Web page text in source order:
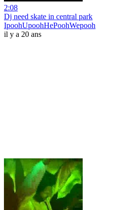
2:08
Dj need skate in central park
IpoohUpoohHePoohWepooh
il y a 20 ans